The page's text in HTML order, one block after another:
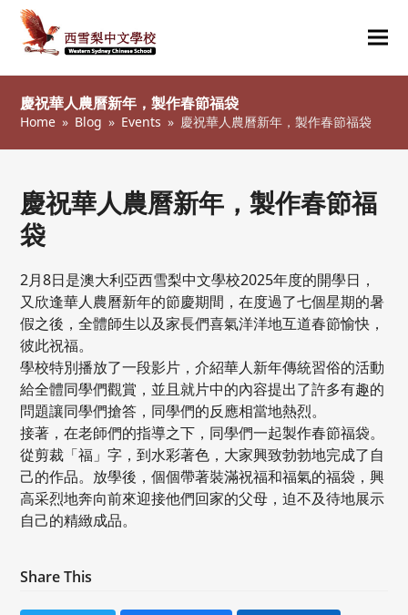
慶祝華人農曆新年，製作春節福袋
Home » Blog » Events » 慶祝華人農曆新年，製作春節福袋
慶祝華人農曆新年，製作春節福
袋
2月8日是澳大利亞西雪梨中文學校2025年度的開學日，
又欣逢華人農曆新年的節慶期間，在度過了七個星期的暑
假之後，全體師生以及家長們喜氣洋洋地互道春節愉快，
彼此祝福。
學校特別播放了一段影片，介紹華人新年傳統習俗的活動
給全體同學們觀賞，並且就片中的內容提出了許多有趣的
問題讓同學們搶答，同學們的反應相當地熱烈。
接著，在老師們的指導之下，同學們一起製作春節福袋。
從剪裁「福」字，到水彩著色，大家興致勃勃地完成了自
己的作品。放學後，個個帶著裝滿祝福和福氣的福袋，興
高采烈地奔向前來迎接他們回家的父母，迫不及待地展示
自己的精緻成品。
Share This